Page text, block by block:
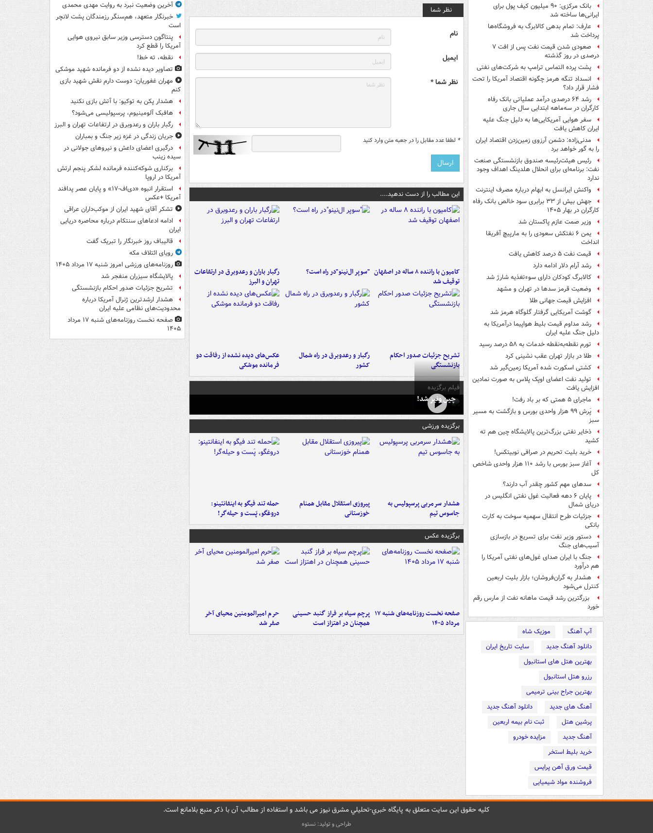
بانک مرکزی: ۹۰ میلیون کیف پول برای
ایرانی‌ها ساخته شد
عارف: تمام بدهی کالابرگ به فروشگاه‌ها
پرداخت شد
صعودی شدن قیمت نفت پس از افت ۷
درصدی در روز گذشته
پشت پرده التماس ترامپ به شرکت‌های نفتی
انسداد تنگه هرمز چگونه اقتصاد آمریکا را تحت
فشار قرار داد؟
رشد ۶۴ درصدی درآمد عملیاتی بانک رفاه
کارگران در سه‌ماهه ابتدایی سال جاری
سفر هوایی آمریکایی‌ها به دلیل جنگ علیه
ایران کاهش یافت
مدنی‌زاده: دشمن آرزوی زمین‌زدن اقتصاد ایران
را به گور خواهد برد
رئیس هیئت‌رئیسه صندوق بازنشستگی صنعت
نفت: برنامه‌ای برای انحلال هلدینگ اهداف وجود
ندارد
واکنش ایرانسل به ابهام درباره مصرف اینترنت
جهش بیش از ۳۳ برابری سود خالص بانک رفاه
کارگران در بهار ۱۴۰۵
وزیر صمت عازم پاکستان شد
یمن ۶ نفتکش سعودی را به مارپیچ آفریقا
انداخت
قیمت نفت ۵ درصد کاهش یافت
رشد آرام دلار ادامه دارد
کالابرگ کودکان دارای سوءتغذیه شارژ شد
وضعیت قرمز سدها در تهران و مشهد
افزایش قیمت جهانی طلا
گوشت آمریکایی گرفتار گلوگاه هرمز شد
رشد مداوم قیمت بلیط هواپیما درآمریکا به
دلیل جنگ علیه ایران
تورم نقطه‌به‌نقطه خدمات به ۵۸ درصد رسید
طلا در بازار تهران عقب نشینی کرد
کشتی اسکورت شده آمریکا زمین‌گیر شد
تولید نفت اعضای اوپک پلاس به صورت نمادین
افزایش یافت
ماجرای ۵ همتی که بر باد رفت!
پَرش ۹۹ هزار واحدی بورس و بازگشت به مسیر
سبز
ذخایر نفتی بزرگ‌ترین پالایشگاه چین هم ته
کشید
خرید بلیت تحریم در صرافی نوبیتکس!
آغاز سبز بورس با رشد ۱۱۰ هزار واحدی شاخص
کل
سدهای مهم کشور چقدر آب دارند؟
پایان ۶ دهه فعالیت غول نفتی انگلیس در
دریای شمال
جزئیات طرح انتقال سهمیه سوخت به کارت
بانکی
دستور وزیر نفت برای تسریع در بازسازی
آسیب‌های جنگ
جنگ با ایران صدای غول‌های نفتی آمریکا را
هم درآورد
هشدار به گران‌فروشان؛ بازار بلیت اربعین
کنترل می‌شود
بزرگترین رشد قیمت ماهانه نفت از مارس رقم
خورد
آپ آهنگ
موزیک شاه
دانلود آهنگ جدید
سایت تاریخ ایران
بهترین هتل های استانبول
رزرو هتل استانبول
بهترین جراح بینی ترمیمی
آهنگ های جدید
دانلود آهنگ جدید
پرشین هتل
ثبت نام بیمه اربعین
آهنگ جدید
مزایده خودرو
خرید بلیط استخر
قیمت ورق آهن پرایس
فروشنده مواد شیمیایی
نظر شما
نام
ایمیل
نظر شما *
* لطفا عدد مقابل را در جعبه متن وارد کنید
این مطالب را از دست ندهید....
کامیون با راننده ۸ ساله در اصفهان
توقیف شد
"سوپر ال‌نینو"در راه است؟
رگبار باران و رعدوبرق در ارتفاعات
تهران و البرز
تشریح جزئیات صدور احکام
بازنشستگی
رگبار و رعدوبرق در راه شمال
کشور
عکس‌های دیده نشده از رفاقت دو
فرمانده‌ موشکی
فیلم برگزیده
چین ونیز شد!
برگزیده ورزشی
هشدار سرمربی پرسپولیس به
جاسوس تیم
پیروزی استقلال مقابل همنام
خوزستانی
حمله تند فیگو به اینفانتینو:
دروغگو، پَست‌ و حیله‌گر!
برگزیده عکس
صفحه نخست روزنامه‌های شنبه ۱۷
مرداد ۱۴۰۵
پرچم سیاه بر فراز گنبد حسینی
همچنان در اهتزاز است
حرم امیرالمومنین محیای آخر
صفر شد
آخرین وضعیت نبرد به روایت مهدی محمدی
خبرنگار متعهد، هم‌سنگر رزمندگان پشت لانچر
است
پنتاگون دسترسی وزیر سابق نیروی هوایی
آمریکا را قطع کرد
نقطه، ته خط!
تصاویر دیده‌ نشده از دو فرمانده شهید موشکی
مهران غفوریان: دوست دارم نقش شهید بازی
کنم
هشدار پکن به توکیو: با آتش بازی نکنید
هافبک آلومینیوم، پرسپولیسی می‌شود؟
رگبار باران و رعدوبرق در ارتفاعات تهران و البرز
جریان زندگی در غزه زیر جنگ و بمباران
درگیری اعضای داعش و نیروهای جولانی در
سیده زینب
برکناری شوکه‌کننده فرمانده لشکر پنجم ارتش
آمریکا در اروپا
استقرار انبوه «دی‌اف‑۱۷» و پایان عصر پدافند
آمریکا +عکس
تشکر آقای شهید ایران از موکب‌داران عراقی
ادامه ادعاهای سنتکام درباره محاصره دریایی
ایران
قالیباف روز خبرنگار را تبریک گفت
رویای ائتلاف مکه
روزنامه‌های ورزشی امروز ‌شنبه ۱۷ مرداد ۱۴۰۵
پالایشگاه سیزران منفجر شد
تشریح جزئیات صدور احکام بازنشستگی
هشدار ارشدترین ژنرال آمریکا درباره
محدودیت‌های نظامی علیه ایران
صفحه نخست روزنامه‌های شنبه ۱۷ مرداد
۱۴۰۵
کليه حقوق اين سايت متعلق به پایگاه خبري-تحليلي مشرق نيوز می باشد و استفاده از مطالب آن با ذکر منبع بلامانع است.
طراحی و تولید: نستوه